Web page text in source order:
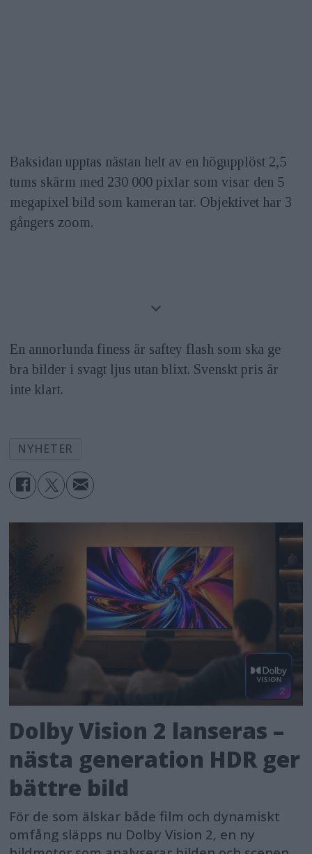
Baksidan upptas nästan helt av en högupplöst 2,5
tums skärm med 230 000 pixlar som visar den 5
megapixel bild som kameran tar. Objektivet har 3
gångers zoom.
En annorlunda finess är saftey flash som ska ge
bra bilder i svagt ljus utan blixt. Svenskt pris är
inte klart.
NYHETER
Dolby Vision 2 lanseras –
nästa generation HDR ger
bättre bild
För de som älskar både film och dynamiskt
omfång släpps nu Dolby Vision 2, en ny